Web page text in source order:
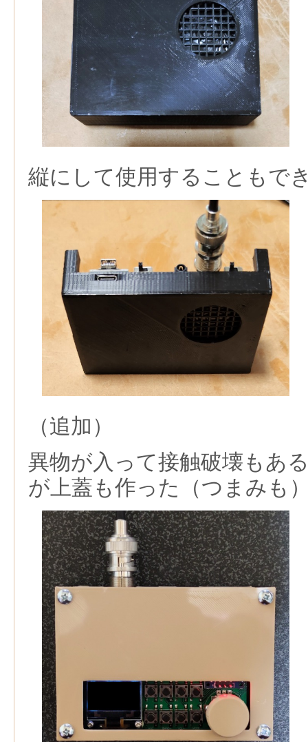
縦にして使用することもで
（追加）
異物が入って接触破壊もあ
が上蓋も作った（つまみも